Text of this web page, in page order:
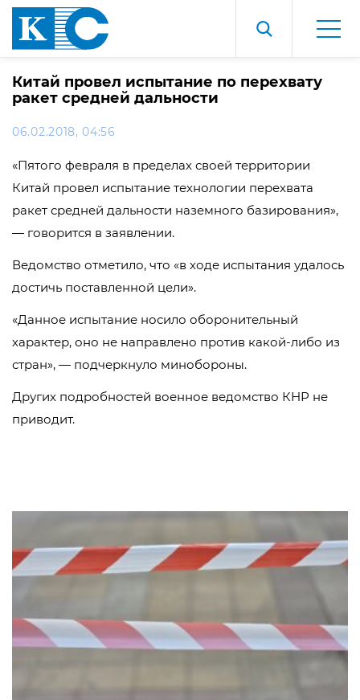
Китай провел испытание по перехвату
ракет средней дальности
06.02.2018, 04:56
«Пятого февраля в пределах своей территории
Китай провел испытание технологии перехвата
ракет средней дальности наземного базирования»,
— говорится в заявлении.
Ведомство отметило, что «в ходе испытания удалось
достичь поставленной цели».
«Данное испытание носило оборонительный
характер, оно не направлено против какой-либо из
стран», — подчеркнуло минобороны.
Других подробностей военное ведомство КНР не
приводит.